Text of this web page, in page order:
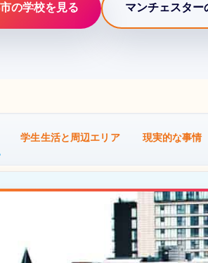
の学校を見る マンチェスタ
学生生活と周辺エリア 現実的な事情